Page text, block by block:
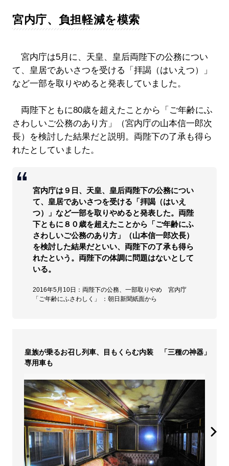
宮内庁、負担軽減を模索
宮内庁は5月に、天皇、皇后両陛下の公務につい
て、皇居であいさつを受ける「拝謁（はいえつ）」
など一部を取りやめると発表していました。
両陛下ともに80歳を超えたことから「ご年齢にふ
さわしいご公務のあり方」（宮内庁の山本信一郎次
長）を検討した結果だと説明。両陛下の了承も得ら
れたとしていました。
宮内庁は９日、天皇、皇后両陛下の公務につい
て、皇居であいさつを受ける「拝謁（はいえ
つ）」など一部を取りやめると発表した。両陛
下ともに８０歳を超えたことから「ご年齢にふ
さわしいご公務のあり方」（山本信一郎次長）
を検討した結果だといい、両陛下の了承も得ら
れたという。両陛下の体調に問題はないとして
いる。
2016年5月10日：両陛下の公務、一部取りやめ 宮内庁
「ご年齢にふさわしく」 ：朝日新聞紙面から
皇族が乗るお召し列車、目もくらむ内装 「三種の神器」
専用車も